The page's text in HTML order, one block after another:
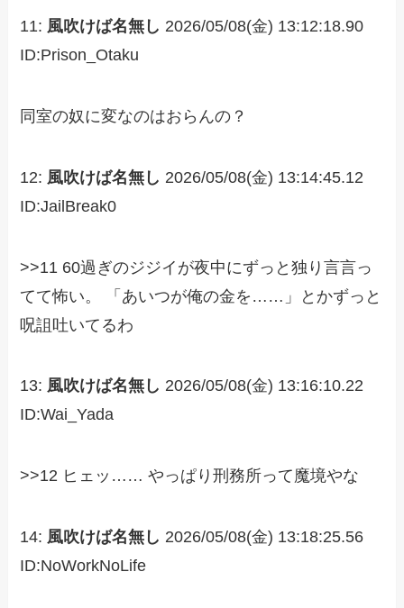
11: 風吹けば名無し 2026/05/08(金) 13:12:18.90
ID:Prison_Otaku
同室の奴に変なのはおらんの？
12: 風吹けば名無し 2026/05/08(金) 13:14:45.12
ID:JailBreak0
>>11 60過ぎのジジイが夜中にずっと独り言言っ
てて怖い。 「あいつが俺の金を……」とかずっと
呪詛吐いてるわ
13: 風吹けば名無し 2026/05/08(金) 13:16:10.22
ID:Wai_Yada
>>12 ヒェッ…… やっぱり刑務所って魔境やな
14: 風吹けば名無し 2026/05/08(金) 13:18:25.56
ID:NoWorkNoLife